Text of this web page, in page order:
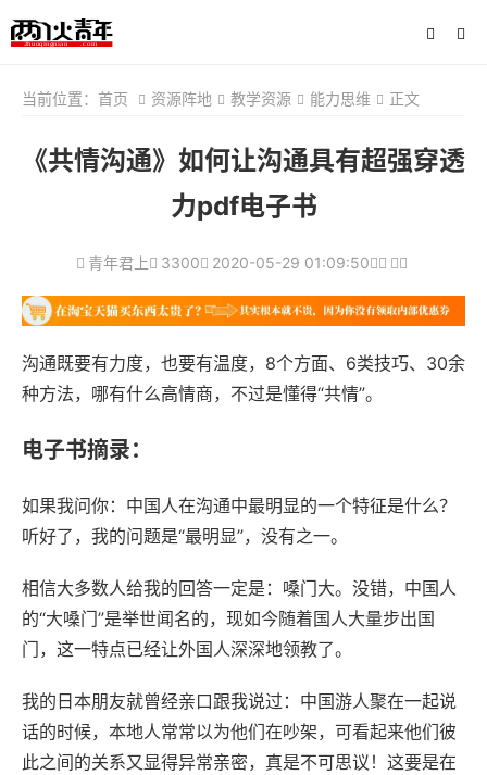
当前位置： 首页 资源阵地 教学资源 能力思维 正文
《共情沟通》如何让沟通具有超强穿透
力pdf电子书
青年君上 3300 2020-05-29 01:09:50
沟通既要有力度，也要有温度，8个方面、6类技巧、30余
种方法，哪有什么高情商，不过是懂得“共情”。
电子书摘录：
如果我问你：中国人在沟通中最明显的一个特征是什么？
听好了，我的问题是“最明显”，没有之一。
相信大多数人给我的回答一定是：嗓门大。没错，中国人
的“大嗓门”是举世闻名的，现如今随着国人大量步出国
门，这一特点已经让外国人深深地领教了。
我的日本朋友就曾经亲口跟我说过：中国游人聚在一起说
话的时候，本地人常常以为他们在吵架，可看起来他们彼
此之间的关系又显得异常亲密，真是不可思议！这要是在